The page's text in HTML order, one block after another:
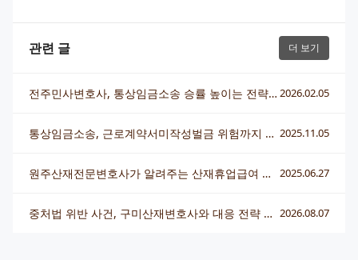
관련 글 더 보기
전주민사변호사, 통상임금소송 승률 높이는 전략과 준비 방법 2026.02.05
통상임금소송, 근로계약서미작성벌금 위험까지 높이는 5가지 실수 2025.11.05
원주산재전문변호사가 알려주는 산재휴업급여 신청 방법과 주의사항 2025.06.27
중처법 위반 사건, 구미산재변호사와 대응 전략 총정리 2026.08.07